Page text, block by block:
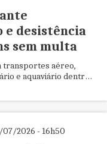
e desistência
sem multa
transportes aéreo,
e aquaviário dentro
07/2026 - 16h50